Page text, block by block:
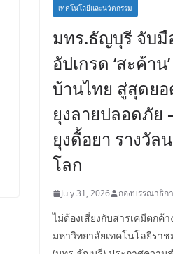
เทคโนโลยีและนวัตกรรม
มทร.ธัญบุรี จับมื
อัปเกรด ‘สะค้า
บ้านไทย สู่สุดย
ยุงลายปลอดภัย
ยุงดื้อยา รางวัล
โลก
July 31, 2026 กองบรรณาธิก
ไม่ต้องเสี่ยงกับสารเคมีตกค้า
มหาวิทยาลัยเทคโนโลยีรา